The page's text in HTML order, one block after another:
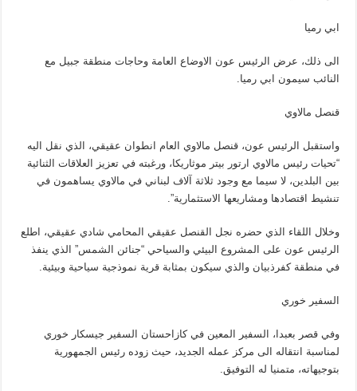
ابي رميا
الى ذلك، عرض الرئيس عون الاوضاع العامة وحاجات منطقة جبيل مع
النائب سيمون ابي رميا.
قنصل مالاوي
واستقبل الرئيس عون، قنصل مالاوي العام انطوان عقيقي، الذي نقل اليه
“تحيات رئيس مالاوي ارتور بيتر موثاريكا، ورغبته في تعزيز العلاقات الثنائية
بين البلدين، لا سيما مع وجود ثلاثة آلاف لبناني في مالاوي يساهمون في
تنشيط اقتصادها ومشاريعها الاستثمارية”.
وخلال اللقاء الذي حضره نجل القنصل عقيقي المحامي شادي عقيقي، اطلع
الرئيس عون على المشروع البيئي والسياحي “جنائن الشمس” الذي ينفذ
في منطقة كفرذبيان والذي سيكون بمثابة قرية نموذجية سياحية وبيئية.
السفير خوري
وفي قصر بعبدا، السفير المعين في كازاحستان السفير جيسكار خوري
لمناسبة انتقاله الى مركز عمله الجديد، حيث زوده رئيس الجمهورية
بتوجيهاته، متمنيا له التوفيق.